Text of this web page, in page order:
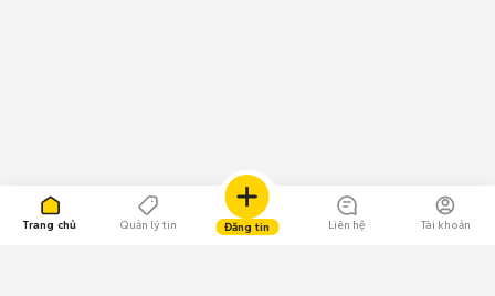
Trang chủ Quản lý tin Đăng tin Liên hệ Tài khoản